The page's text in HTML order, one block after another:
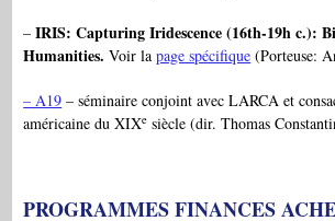
–IRIS:Capturing Iridescence (16th-19h c.):
Humanities.Voir lapage spécifique (Porteuse:
– A19 – séminaire conjoint avec LARCA et
américaine du XIXe siècle (dir. Thomas
PROGRAMMES FINANCES